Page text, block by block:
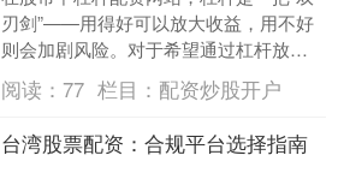
刃剑”——用得好可以放大收益，用不好
则会加剧风险。对于希望通过杠杆放大
资金的投资者来说，选择正规、安全的
平台至关重要。本文将....
阅读：77 栏目： 配资炒股开户
台湾股票配资：合规平台选择指南